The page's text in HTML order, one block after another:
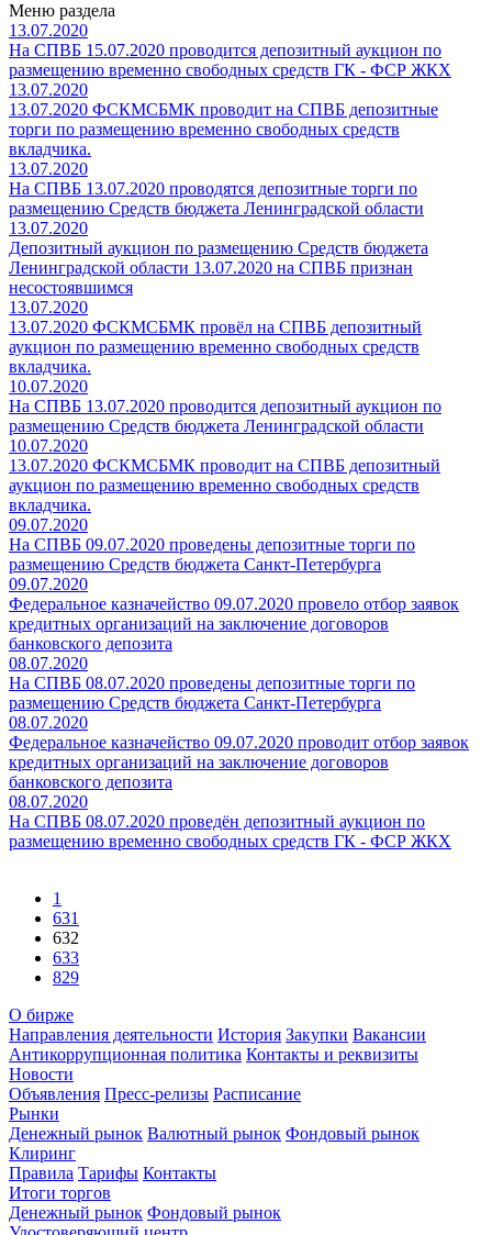
Меню раздела
13.07.2020
На СПВБ 15.07.2020 проводится депозитный аукцион по
размещению временно свободных средств ГК - ФСР ЖКХ
13.07.2020
13.07.2020 ФСКМСБМК проводит на СПВБ депозитные
торги по размещению временно свободных средств
вкладчика.
13.07.2020
На СПВБ 13.07.2020 проводятся депозитные торги по
размещению Средств бюджета Ленинградской области
13.07.2020
Депозитный аукцион по размещению Средств бюджета
Ленинградской области 13.07.2020 на СПВБ признан
несостоявшимся
13.07.2020
13.07.2020 ФСКМСБМК провёл на СПВБ депозитный
аукцион по размещению временно свободных средств
вкладчика.
10.07.2020
На СПВБ 13.07.2020 проводится депозитный аукцион по
размещению Средств бюджета Ленинградской области
10.07.2020
13.07.2020 ФСКМСБМК проводит на СПВБ депозитный
аукцион по размещению временно свободных средств
вкладчика.
09.07.2020
На СПВБ 09.07.2020 проведены депозитные торги по
размещению Средств бюджета Санкт-Петербурга
09.07.2020
Федеральное казначейство 09.07.2020 провело отбор заявок
кредитных организаций на заключение договоров
банковского депозита
08.07.2020
На СПВБ 08.07.2020 проведены депозитные торги по
размещению Средств бюджета Санкт-Петербурга
08.07.2020
Федеральное казначейство 09.07.2020 проводит отбор заявок
кредитных организаций на заключение договоров
банковского депозита
08.07.2020
На СПВБ 08.07.2020 проведён депозитный аукцион по
размещению временно свободных средств ГК - ФСР ЖКХ
1
631
632
633
829
О бирже
Направления деятельности История Закупки Вакансии
Антикоррупционная политика Контакты и реквизиты
Новости
Объявления Пресс-релизы Расписание
Рынки
Денежный рынок Валютный рынок Фондовый рынок
Клиринг
Правила Тарифы Контакты
Итоги торгов
Денежный рынок Фондовый рынок